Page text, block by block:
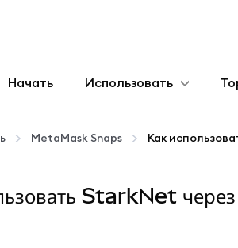
Начать Использовать
MetaMask Snaps
StarkNet